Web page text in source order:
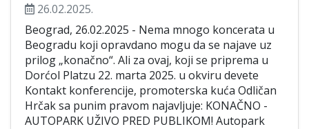
26.02.2025.
Beograd, 26.02.2025 - Nema mnogo koncerata u
Beogradu koji opravdano mogu da se najave uz
prilog „konačno“. Ali za ovaj, koji se priprema u
Dorćol Platzu 22. marta 2025. u okviru devete
Kontakt konferencije, promoterska kuća Odličan
Hrčak sa punim pravom najavljuje: KONAČNO -
AUTOPARK UŽIVO PRED PUBLIKOM! Autopark